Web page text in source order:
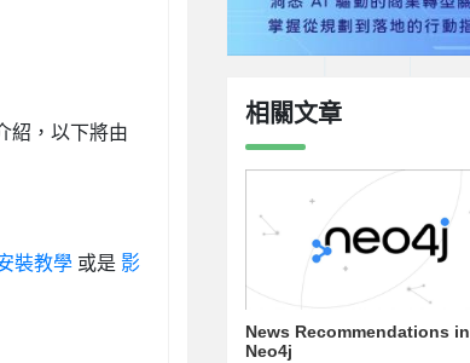
紹，以下將由
裝教學 或是 影
相關文章
News Recommendations in
Neo4j